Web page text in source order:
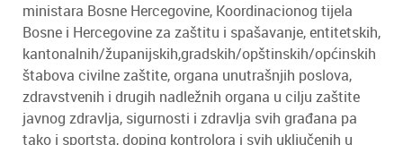
ministara Bosne Hercegovine, Koordinacionog tijela
Bosne i Hercegovine za zaštitu i spašavanje, entitetskih,
kantonalnih/županijskih,gradskih/opštinskih/općinskih
štabova civilne zaštite, organa unutrašnjih poslova,
zdravstvenih i drugih nadležnih organa u cilju zaštite
javnog zdravlja, sigurnosti i zdravlja svih građana pa
tako i sportsta, doping kontrolora i svih uključenih u